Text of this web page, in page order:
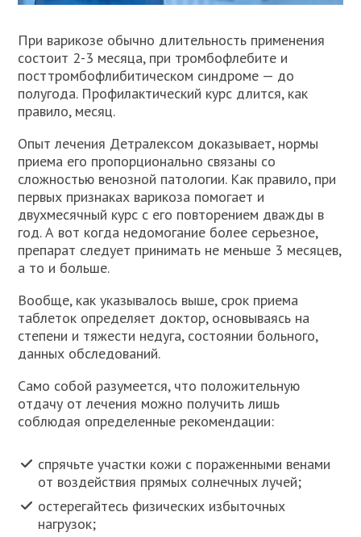
При варикозе обычно длительность применения
состоит 2-3 месяца, при тромбофлебите и
посттромбофлибитическом синдроме — до
полугода. Профилактический курс длится, как
правило, месяц.
Опыт лечения Детралексом доказывает, нормы
приема его пропорционально связаны со
сложностью венозной патологии. Как правило, при
первых признаках варикоза помогает и
двухмесячный курс с его повторением дважды в
год. А вот когда недомогание более серьезное,
препарат следует принимать не меньше 3 месяцев,
а то и больше.
Вообще, как указывалось выше, срок приема
таблеток определяет доктор, основываясь на
степени и тяжести недуга, состоянии больного,
данных обследований.
Само собой разумеется, что положительную
отдачу от лечения можно получить лишь
соблюдая определенные рекомендации:
спрячьте участки кожи с пораженными венами
от воздействия прямых солнечных лучей;
остерегайтесь физических избыточных
нагрузок;